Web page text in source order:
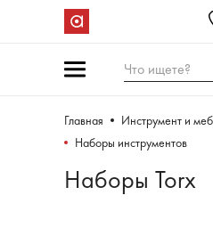
Что ищете?
Главная
Инструмент и
Наборы инструментов
Наборы Torx